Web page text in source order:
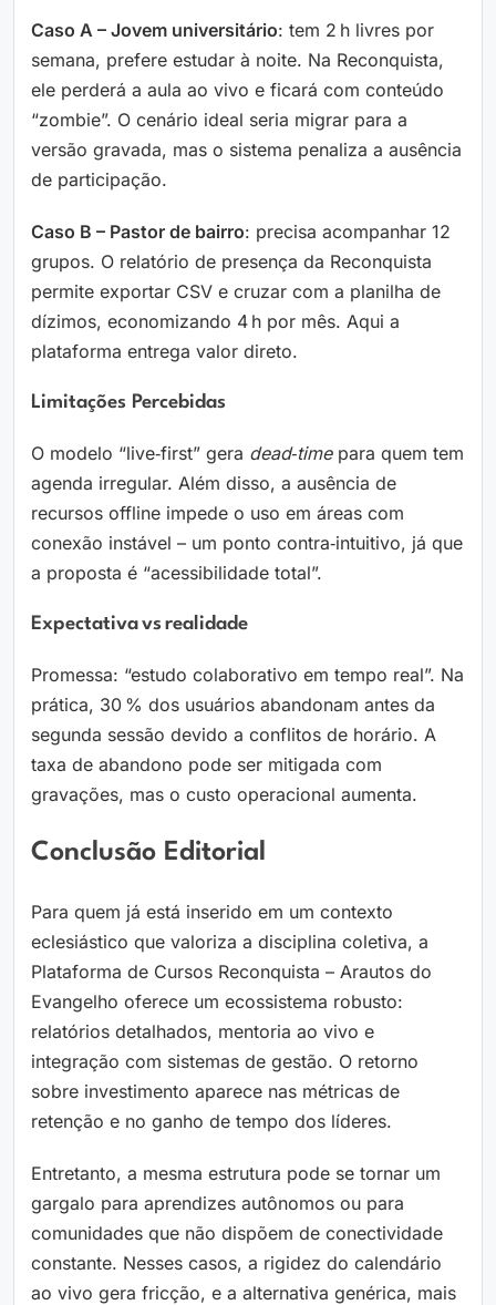
Caso A – Jovem universitário: tem 2 h livres por
semana, prefere estudar à noite. Na Reconquista,
ele perderá a aula ao vivo e ficará com conteúdo
“zombie”. O cenário ideal seria migrar para a
versão gravada, mas o sistema penaliza a ausência
de participação.
Caso B – Pastor de bairro: precisa acompanhar 12
grupos. O relatório de presença da Reconquista
permite exportar CSV e cruzar com a planilha de
dízimos, economizando 4 h por mês. Aqui a
plataforma entrega valor direto.
Limitações Percebidas
O modelo “live‑first” gera dead‑timepara quem tem
agenda irregular. Além disso, a ausência de
recursos offline impede o uso em áreas com
conexão instável – um ponto contra‑intuitivo, já que
a proposta é “acessibilidade total”.
Expectativa Vs Realidade
Promessa: “estudo colaborativo em tempo real”. Na
prática, 30 % dos usuários abandonam antes da
segunda sessão devido a conflitos de horário. A
taxa de abandono pode ser mitigada com
gravações, mas o custo operacional aumenta.
Conclusão Editorial
Para quem já está inserido em um contexto
eclesiástico que valoriza a disciplina coletiva, a
Plataforma de Cursos Reconquista – Arautos do
Evangelho oferece um ecossistema robusto:
relatórios detalhados, mentoria ao vivo e
integração com sistemas de gestão. O retorno
sobre investimento aparece nas métricas de
retenção e no ganho de tempo dos líderes.
Entretanto, a mesma estrutura pode se tornar um
gargalo para aprendizes autônomos ou para
comunidades que não dispõem de conectividade
constante. Nesses casos, a rigidez do calendário
ao vivo gera fricção, e a alternativa genérica, mais